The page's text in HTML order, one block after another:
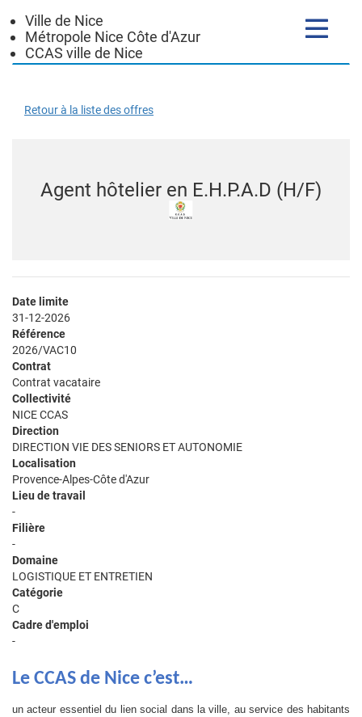
Toggle
Ville de Nice
Métropole Nice Côte d'Azur
CCAS ville de Nice
Retour à la liste des offres
Agent hôtelier en E.H.P.A.D (H/F)
Date limite
31-12-2026
Référence
2026/VAC10
Contrat
Contrat vacataire
Collectivité
NICE CCAS
Direction
DIRECTION VIE DES SENIORS ET AUTONOMIE
Localisation
Provence-Alpes-Côte d'Azur
Lieu de travail
-
Filière
-
Domaine
LOGISTIQUE ET ENTRETIEN
Catégorie
C
Cadre d'emploi
-
Le CCAS de Nice c’est…
un acteur essentiel du lien social dans la ville, au service des habitants